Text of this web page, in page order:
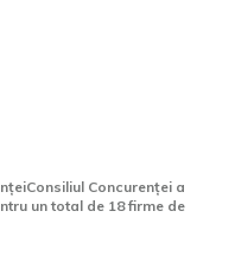
Concurenței a
un total de 18 firme de